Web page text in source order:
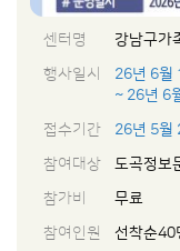
센터명
강남구가
행사일시
26년 6월
~ 26년 6
접수기간
26년 5월
참여대상
도곡정보
참가비
무료
참여인원
선착순40